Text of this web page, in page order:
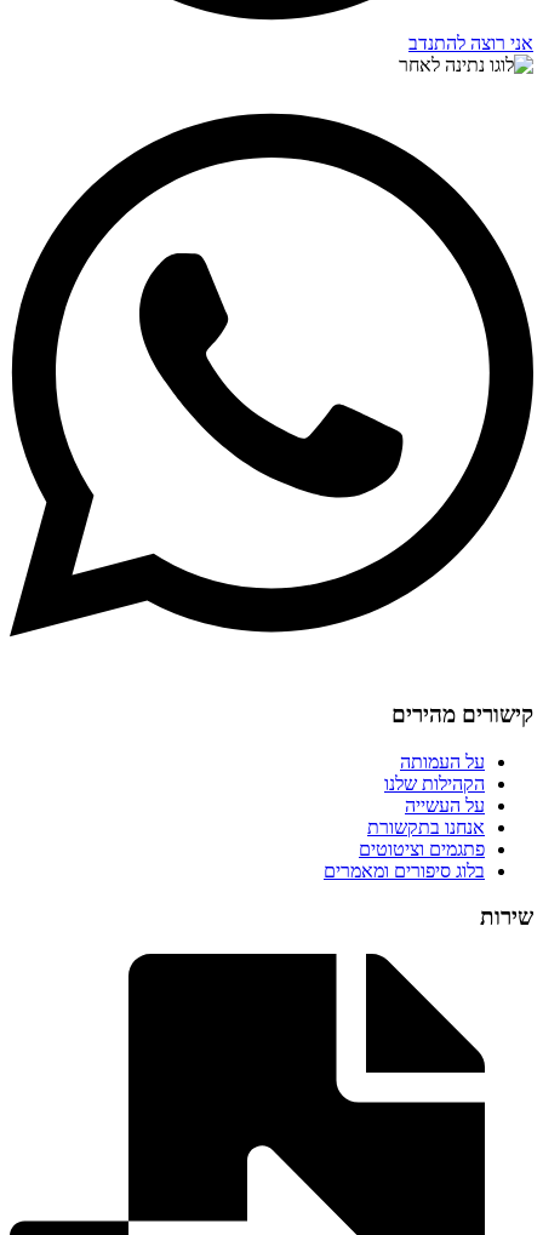
אני רוצה להתנדב
קישורים מהירים
על העמותה
הקהילות שלנו
על העשייה
אנחנו בתקשורת
פתגמים וציטוטים
בלוג סיפורים ומאמרים
שירות